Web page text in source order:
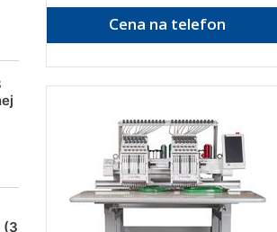
(3
Cena na telefon